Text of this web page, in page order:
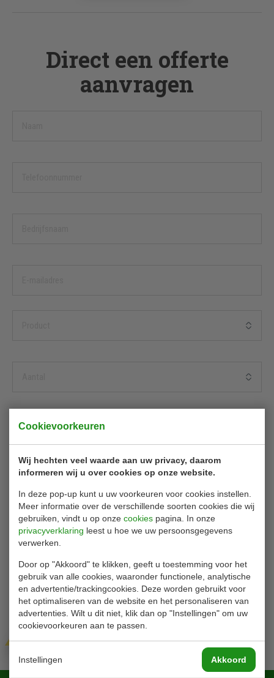
Cookievoorkeuren
Wij hechten veel waarde aan uw privacy, daarom
informeren wij u over cookies op onze website.
In deze pop-up kunt u uw voorkeuren voor cookies instellen.
Meer informatie over de verschillende soorten cookies die wij
gebruiken, vindt u op onze cookies pagina. In onze
privacyverklaring leest u hoe we uw persoonsgegevens
verwerken.
Door op "Akkoord" te klikken, geeft u toestemming voor het
gebruik van alle cookies, waaronder functionele, analytische
en advertentie/trackingcookies. Deze worden gebruikt voor
het optimaliseren van de website en het personaliseren van
advertenties. Wilt u dit niet, klik dan op "Instellingen" om uw
cookievoorkeuren aan te passen.
Instellingen Akkoord
Direct een offerte
aanvragen
Verzenden